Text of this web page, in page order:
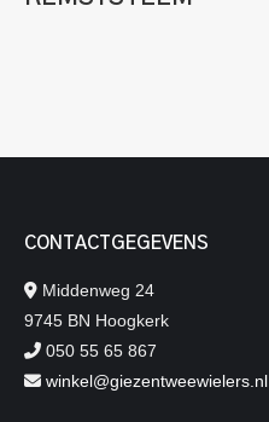
CONTACTGEGEVENS
Middenweg 24
9745 BN Hoogkerk
050 55 65 867
winkel@giezentweewielers.nl